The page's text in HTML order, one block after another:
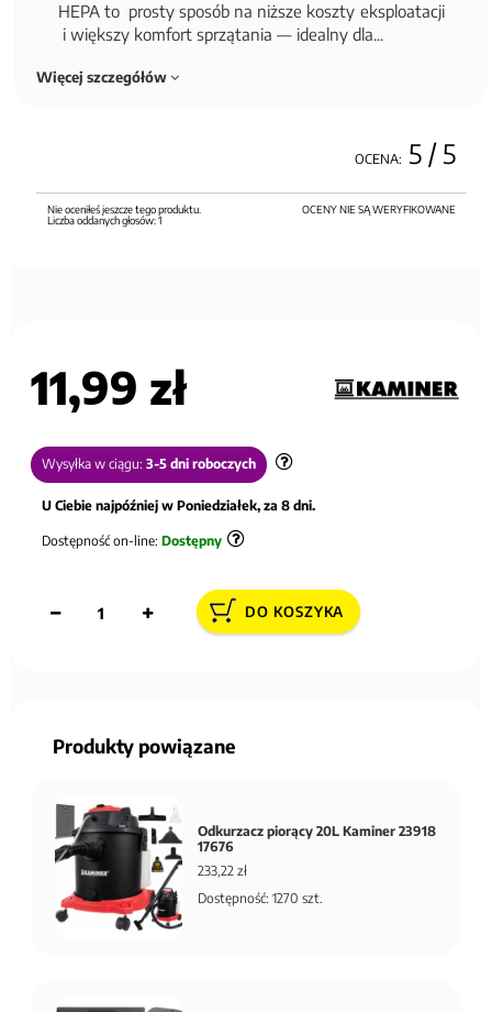
HEPA to prosty sposób na niższe koszty eksploatacji
i większy komfort sprzątania — idealny dla...
Więcej szczegółów
OCENA: 5/ 5
OCENY NIE SĄ WERYFIKOWANE
Nie oceniłeś jeszcze tego produktu.
Liczba oddanych głosów:1
11,99 zł
Wysyłka w ciągu: 3-5 dni roboczych
U Ciebie najpóźniej w Poniedziałek, za 8 dni.
Dostępność on-line: Dostępny
DO KOSZYKA
Produkty powiązane
Odkurzacz piorący 20L Kaminer 23918
17676
233,22 zł
Dostępność: 1270 szt.